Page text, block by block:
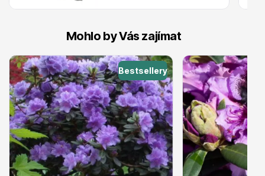
Bylinky do kuchyně
Živé ploty
Mohlo by Vás zajímat
Bestsellery